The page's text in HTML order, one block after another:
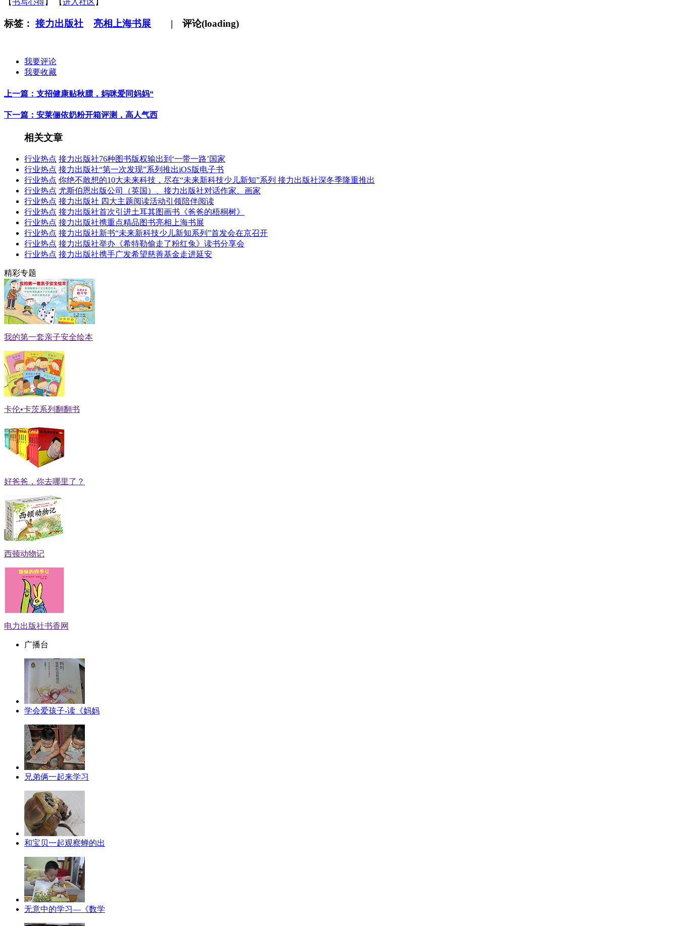
标签： 接力出版社 亮相上海书展 | 评论(loading)
我要评论
我要收藏
上一篇： 支招健康贴秋膘，妈咪爱同妈妈“
下一篇： 安莱俪依奶粉开箱评测，高人气西
相关文章
行业热点 接力出版社76种图书版权输出到‘一带一路’国家
行业热点 接力出版社“第一次发现”系列推出iOS版电子书
行业热点 你绝不敢想的10大未来科技，尽在“未来新科技少儿新知”系列 接力出版社深冬季隆重推出
行业热点 尤斯伯恩出版公司（英国）、接力出版社对话作家、画家
行业热点 接力出版社 四大主题阅读活动引领陪伴阅读
行业热点 接力出版社首次引进土耳其图画书《爸爸的梧桐树》
行业热点 接力出版社携重点精品图书亮相上海书展
行业热点 接力出版社新书“未来新科技少儿新知系列”首发会在京召开
行业热点 接力出版社举办《希特勒偷走了粉红兔》读书分享会
行业热点 接力出版社携手广发希望慈善基金走进延安
精彩专题
我的第一套亲子安全绘本
卡伦•卡茨系列翻翻书
好爸爸，你去哪里了？
西顿动物记
电力出版社书香网
广播台
学会爱孩子-读《妈妈
兄弟俩一起来学习
和宝贝一起观察蝉的出
无意中的学习—《数学